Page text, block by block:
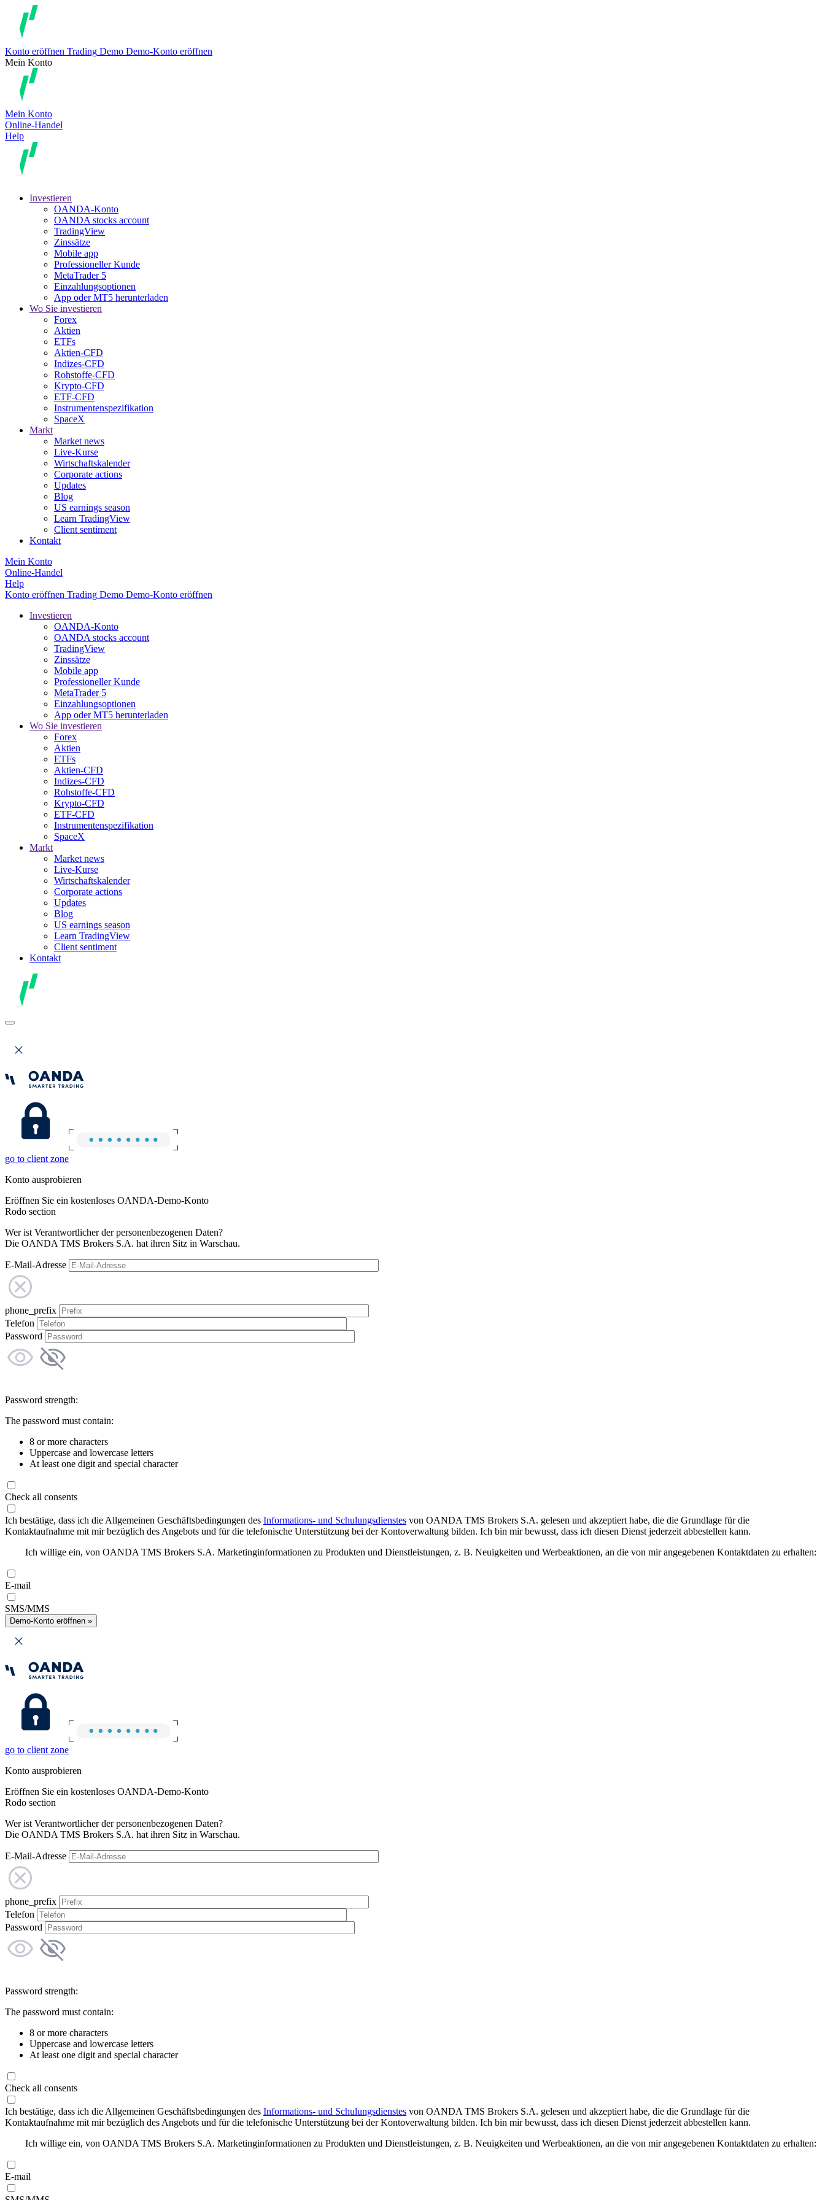
Konto eröffnen Trading Demo Demo-Konto eröffnen
Mein Konto
Mein Konto
Online-Handel
Help
Investieren
OANDA-Konto
OANDA stocks account
TradingView
Zinssätze
Mobile app
Professioneller Kunde
MetaTrader 5
Einzahlungsoptionen
App oder MT5 herunterladen
Wo Sie investieren
Forex
Aktien
ETFs
Aktien-CFD
Indizes-CFD
Rohstoffe-CFD
Krypto-CFD
ETF-CFD
Instrumentenspezifikation
SpaceX
Markt
Market news
Live-Kurse
Wirtschaftskalender
Corporate actions
Updates
Blog
US earnings season
Learn TradingView
Client sentiment
Kontakt
Mein Konto
Online-Handel
Help
Konto eröffnen Trading Demo Demo-Konto eröffnen
Investieren
OANDA-Konto
OANDA stocks account
TradingView
Zinssätze
Mobile app
Professioneller Kunde
MetaTrader 5
Einzahlungsoptionen
App oder MT5 herunterladen
Wo Sie investieren
Forex
Aktien
ETFs
Aktien-CFD
Indizes-CFD
Rohstoffe-CFD
Krypto-CFD
ETF-CFD
Instrumentenspezifikation
SpaceX
Markt
Market news
Live-Kurse
Wirtschaftskalender
Corporate actions
Updates
Blog
US earnings season
Learn TradingView
Client sentiment
Kontakt
go to client zone
Konto ausprobieren
Eröffnen Sie ein kostenloses OANDA-Demo-Konto
Rodo section
Wer ist Verantwortlicher der personenbezogenen Daten?
Die OANDA TMS Brokers S.A. hat ihren Sitz in Warschau.
E-Mail-Adresse
phone_prefix
Telefon
Password
Password strength:
The password must contain:
8 or more characters
Uppercase and lowercase letters
At least one digit and special character
Check all consents
Ich bestätige, dass ich die Allgemeinen Geschäftsbedingungen des Informations- und Schulungsdienstes von OANDA TMS Brokers S.A. gelesen und akzeptiert habe, die die Grundlage für die
Kontaktaufnahme mit mir bezüglich des Angebots und für die telefonische Unterstützung bei der Kontoverwaltung bilden. Ich bin mir bewusst, dass ich diesen Dienst jederzeit abbestellen kann.
Ich willige ein, von OANDA TMS Brokers S.A. Marketinginformationen zu Produkten und Dienstleistungen, z. B. Neuigkeiten und Werbeaktionen, an die von mir angegebenen Kontaktdaten zu erhalten:
E-mail
SMS/MMS
Demo-Konto eröffnen »
go to client zone
Konto ausprobieren
Eröffnen Sie ein kostenloses OANDA-Demo-Konto
Rodo section
Wer ist Verantwortlicher der personenbezogenen Daten?
Die OANDA TMS Brokers S.A. hat ihren Sitz in Warschau.
E-Mail-Adresse
phone_prefix
Telefon
Password
Password strength:
The password must contain:
8 or more characters
Uppercase and lowercase letters
At least one digit and special character
Check all consents
Ich bestätige, dass ich die Allgemeinen Geschäftsbedingungen des Informations- und Schulungsdienstes von OANDA TMS Brokers S.A. gelesen und akzeptiert habe, die die Grundlage für die
Kontaktaufnahme mit mir bezüglich des Angebots und für die telefonische Unterstützung bei der Kontoverwaltung bilden. Ich bin mir bewusst, dass ich diesen Dienst jederzeit abbestellen kann.
Ich willige ein, von OANDA TMS Brokers S.A. Marketinginformationen zu Produkten und Dienstleistungen, z. B. Neuigkeiten und Werbeaktionen, an die von mir angegebenen Kontaktdaten zu erhalten:
E-mail